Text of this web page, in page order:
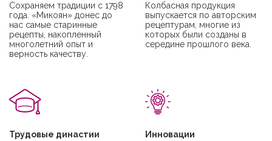
Сохраняем традиции с 1798
года. «Микоян» донес до
нас самые старинные
рецепты, накопленный
многолетний опыт и
верность качеству.
Колбасная продукция
выпускается по авторским
рецептурам, многие из
которых были созданы в
середине прошлого века.
Трудовые династии Инновации